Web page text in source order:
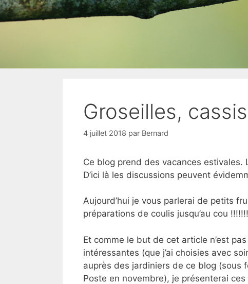
Groseilles,
4 juillet 2018 par Bernard
Ce blog prend des vacances estivales.
D’ici là les discussions peuvent
Aujourd’hui je vous parlerai de petits
préparations de coulis jusqu’au cou
Et comme le but de cet article n’est
intéressantes (que j’ai choisies avec
auprès des jardiniers de ce blog (sous
Poste en novembre), je présenterai